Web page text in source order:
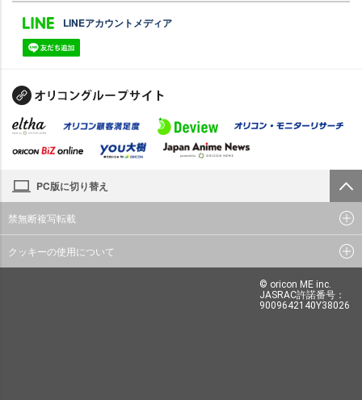
LINEアカウントメディア
PC版に切り替え
禁無断複写転載
クッキーの使用について
© oricon ME inc.
JASRAC許諾番号：
9009642140Y38026